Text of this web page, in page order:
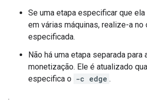
Se uma etapa especificar que
em várias máquinas, realize-a no
especificada.
Não há uma etapa separada para
monetização. Ele é atualizado
especifica o -c edge .
.